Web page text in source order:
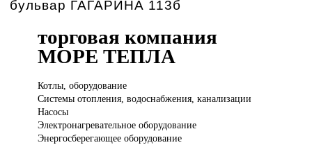
бульвар ГАГАРИНА 113б
торговая компания
МОРЕ ТЕПЛА
Котлы, оборудование
Системы отопления, водоснабжения, канализации
Насосы
Электронагревательное оборудование
Энергосберегающее оборудование